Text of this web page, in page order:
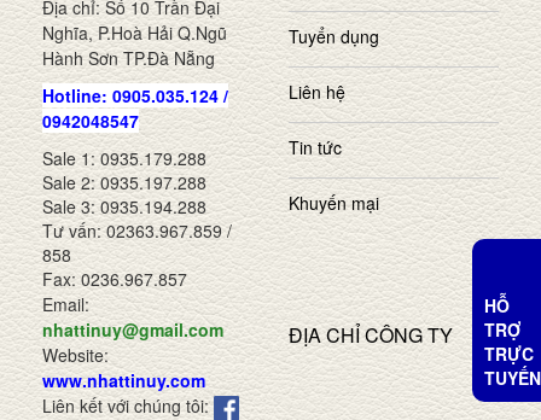
Địa chỉ: Số 10 Trần Đại
Nghĩa, P.Hoà Hải Q.Ngũ
Hành Sơn TP.Đà Nẵng
Hotline: 0905.035.124 /
0942048547
Sale 1: 0935.179.288
Sale 2: 0935.197.288
Sale 3: 0935.194.288
Tư vấn: 02363.967.859 /
858
Fax: 0236.967.857
Email:
nhattinuy@gmail.com
Website:
www.nhattinuy.com
Liên kết với chúng tôi:
Tuyển dụng
Liên hệ
Tin tức
Khuyến mại
ĐỊA CHỈ CÔNG TY
HỖ
TRỢ
TRỰC
TUYẾN